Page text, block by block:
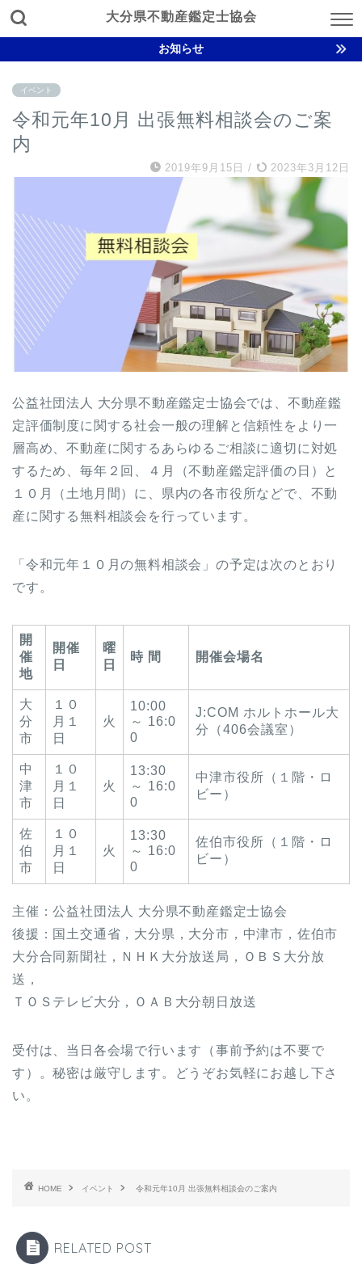
大分県不動産鑑定士協会
お知らせ
イベント
令和元年10月 出張無料相談会のご案
内
2019年9月15日 / 2023年3月12日
公益社団法人 大分県不動産鑑定士協会では、不動産鑑
定評価制度に関する社会一般の理解と信頼性をより一
層高め、不動産に関するあらゆるご相談に適切に対処
するため、毎年２回、４月（不動産鑑定評価の日）と
１０月（土地月間）に、県内の各市役所などで、不動
産に関する無料相談会を行っています。
「令和元年１０月の無料相談会」の予定は次のとおり
です。
開
催
地
開催
日
曜
日
時 間 開催会場名
大
分
市
１０
月１
日
火
10:00
～ 16:0
0
J:COM ホルトホール大
分（406会議室）
中
津
市
１０
月１
日
火
13:30
～ 16:0
0
中津市役所（１階・ロ
ビー）
佐
伯
市
１０
月１
日
火
13:30
～ 16:0
0
佐伯市役所（１階・ロ
ビー）
主催：公益社団法人 大分県不動産鑑定士協会
後援：国土交通省，大分県，大分市，中津市，佐伯市
大分合同新聞社，ＮＨＫ大分放送局，ＯＢＳ大分放
送，
ＴＯＳテレビ大分，ＯＡＢ大分朝日放送
受付は、当日各会場で行います（事前予約は不要で
す）。秘密は厳守します。どうぞお気軽にお越し下さ
い。
HOME イベント 令和元年10月 出張無料相談会のご案内
RELATED POST